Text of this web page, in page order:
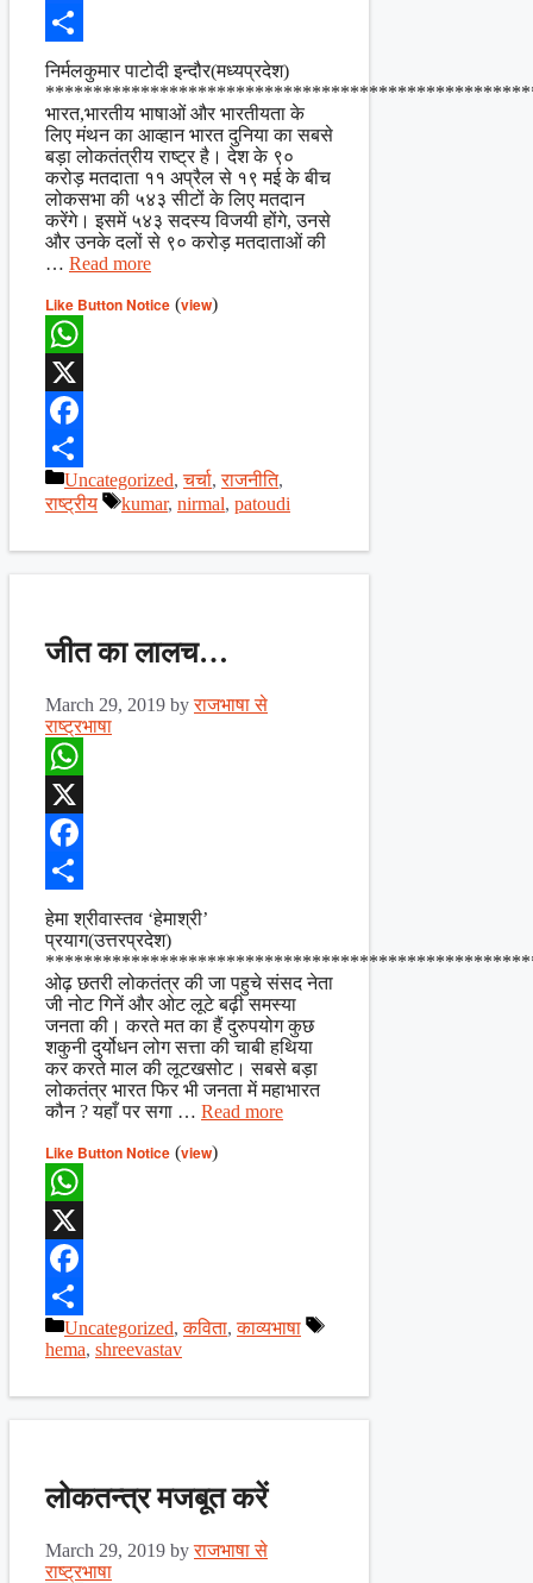
Facebook
Share
निर्मलकुमार पाटोदी इन्दौर(मध्यप्रदेश)
भारत,भारतीय भाषाओं और भारतीयता के
लिए मंथन का आव्हान भारत दुनिया का सबसे
बड़ा लोकतंत्रीय राष्ट्र है। देश के ९०
करोड़ मतदाता ११ अप्रैल से १९ मई के बीच
लोकसभा की ५४३ सीटों के लिए मतदान
करेंगे। इसमें ५४३ सदस्य विजयी होंगे, उनसे
और उनके दलों से ९० करोड़ मतदाताओं की
… Read more
Like Button Notice (view)
WhatsApp
X
Facebook
Share
Categories
Uncategorized,चर्चा,राजनीति,
राष्ट्रीय
Tags
kumar, nirmal, patoudi
जीत का लालच…
March 29, 2019 byराजभाषा से
राष्ट्रभाषा
WhatsApp
X
Facebook
Share
हेमा श्रीवास्तव ‘हेमाश्री’
प्रयाग(उत्तरप्रदेश)
ओढ़ छतरी लोकतंत्र की जा पहुचे संसद नेता
जी नोट गिनें और ओट लूटे बढ़ी समस्या
जनता की। करते मत का हैं दुरुपयोग कुछ
शकुनी दुर्योधन लोग सत्ता की चाबी हथिया
कर करते माल की लूटखसोट। सबसे बड़ा
लोकतंत्र भारत फिर भी जनता में महाभारत
कौन ? यहाँ पर सगा … Read more
Like Button Notice (view)
WhatsApp
X
Facebook
Share
Categories
Uncategorized,कविता,काव्यभाषा
Tags
hema, shreevastav
लोकतन्त्र मजबूत करें
March 29, 2019 byराजभाषा से
राष्ट्रभाषा